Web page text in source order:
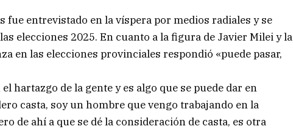
fue entrevistado en la víspera por medios radiales y se
elecciones 2025. En cuanto a la figura de Javier Milei y la
en las elecciones provinciales respondió «puede pasar,
hartazgo de la gente y es algo que se puede dar en
casta, soy un hombre que vengo trabajando en la
de ahí a que se dé la consideración de casta, es otra